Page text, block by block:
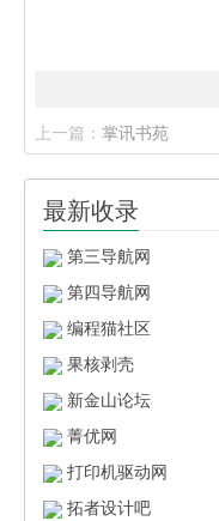
上一篇： 掌讯书苑
最新收录
第三导航网
第四导航网
编程猫社区
果核剥壳
新金山论坛
菁优网
打印机驱动网
拓者设计吧